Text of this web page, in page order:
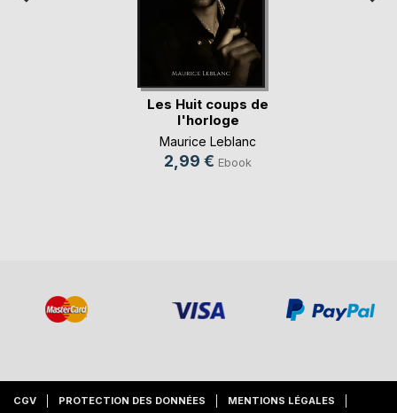
Les Huit coups de
l'horloge
Maurice Leblanc
2,99 € Ebook
CGV PROTECTION DES DONNÉES MENTIONS LÉGALES